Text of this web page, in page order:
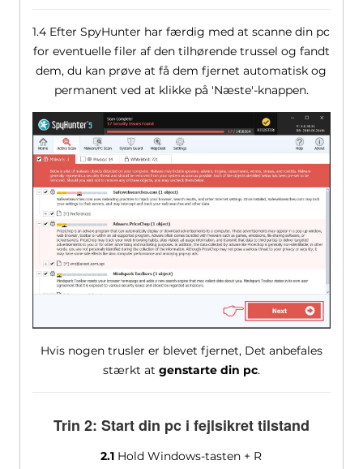
1.4 Efter SpyHunter har færdig med at scanne din pc
for eventuelle filer af den tilhørende trussel og fandt
dem, du kan prøve at få dem fjernet automatisk og
permanent ved at klikke på 'Næste'-knappen.
Hvis nogen trusler er blevet fjernet, Det anbefales
stærkt at genstarte din pc.
Trin 2: Start din pc i fejlsikret tilstand
2.1 Hold Windows-tasten + R